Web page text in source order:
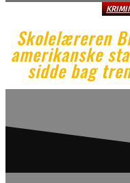
Skolelæreren
amerikanske
sidde bag